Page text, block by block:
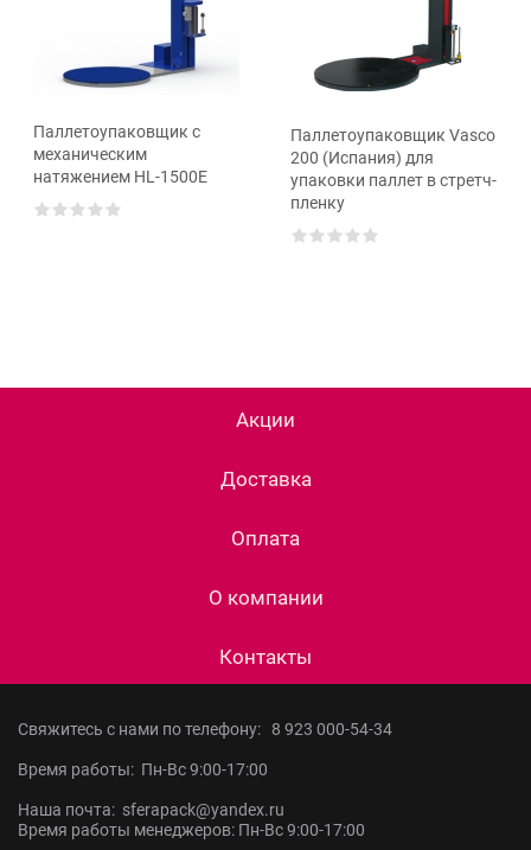
Паллетоупаковщик с
механическим
натяжением HL-1500Е
Паллетоупаковщик Vasco
200 (Испания) для
упаковки паллет в стретч-
пленку
Акции
Доставка
Оплата
О компании
Контакты
Свяжитесь с нами по телефону: 8 923 000-54-34
Время работы: Пн-Вс 9:00-17:00
Наша почта: sferapack@yandex.ru
Время работы менеджеров: Пн-Вс 9:00-17:00